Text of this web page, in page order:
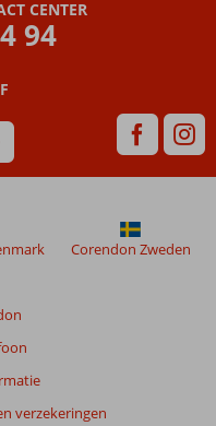
CENTER
94
verzekeringen
Corendon Zweden